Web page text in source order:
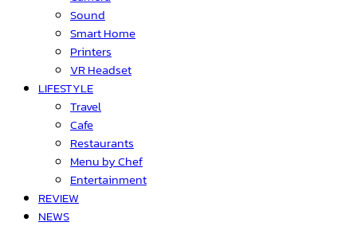
Sound
Smart Home
Printers
VR Headset
LIFESTYLE
Travel
Cafe
Restaurants
Menu by Chef
Entertainment
REVIEW
NEWS